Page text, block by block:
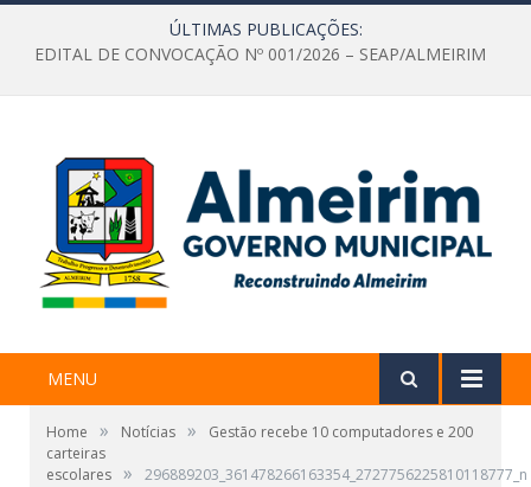
ÚLTIMAS PUBLICAÇÕES:
EDITAL DE CONVOCAÇÃO Nº 001/2026 – SEAP/ALMEIRIM
MENU
Home » Notícias »
Gestão recebe 10 computadores e 200
carteiras
escolares » 296889203_361478266163354_2727756225810118777_n